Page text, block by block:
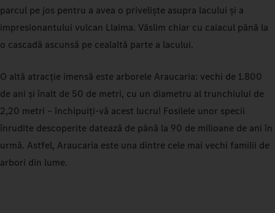
parcul pe jos pentru a avea o priveliște asupra lacului și a
impresionantului vulcan Llaima. Vâslim chiar cu caiacul până la
o cascadă ascunsă pe cealaltă parte a lacului.
O altă atracție imensă este arborele Araucaria: vechi de 1.800
de ani și înalt de 50 de metri, cu un diametru al trunchiului de
2,20 metri – închipuiți-vă acest lucru! Fosilele unor specii
înrudite descoperite datează de până la 90 de milioane de ani în
urmă. Astfel, Araucaria este una dintre cele mai vechi familii de
arbori din lume.